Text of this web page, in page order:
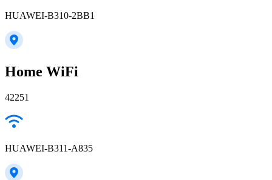
HUAWEI-B310-2BB1
Home WiFi
42251
HUAWEI-B311-A835